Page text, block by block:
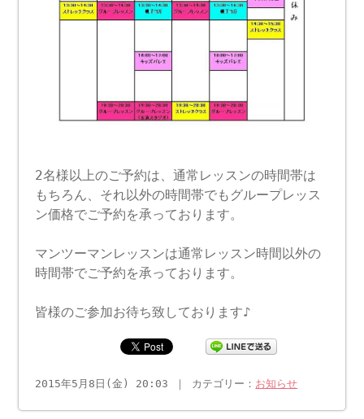
2名様以上のご予約は、通常レッスンの時間帯は
もちろん、それ以外の時間帯でもグループレッス
ン価格でご予約を承っております。
マンツーマンレッスンは通常レッスン時間以外の
時間帯でご予約を承っております。
皆様のご参加お待ち致しております♪
2015年5月8日(金) 20:03 ｜ カテゴリー： お知らせ